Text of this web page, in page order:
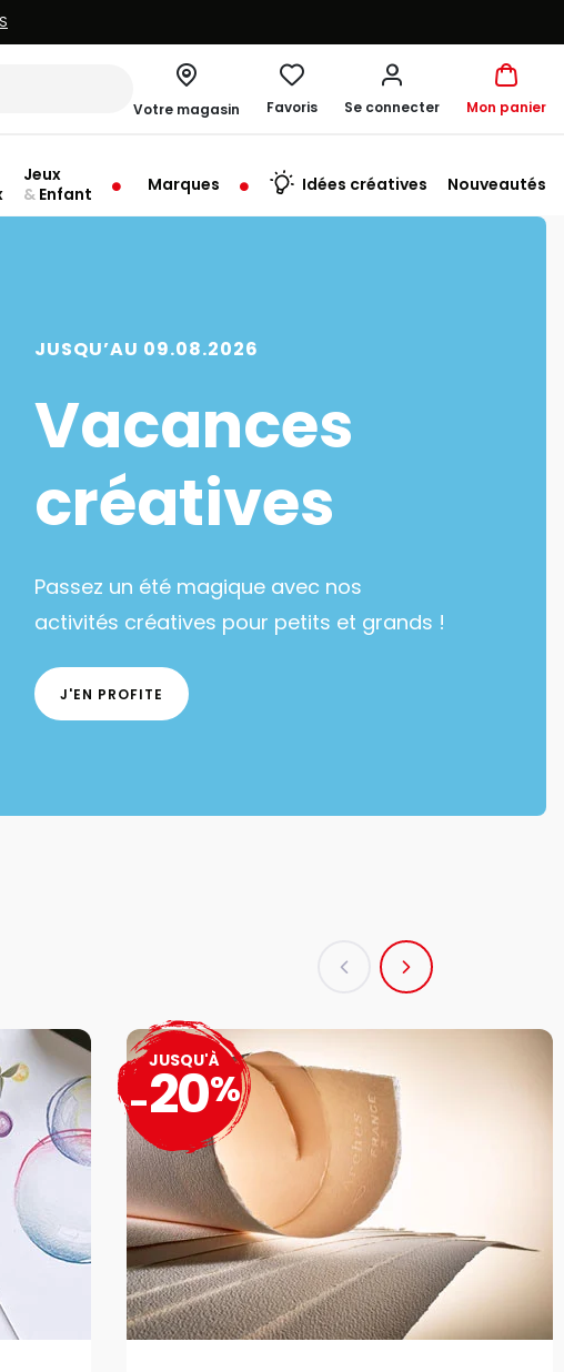
Votre magasin
Ferme à 19:00
Favoris Se connecter Mon panier
Jeux
& Enfant Marques Idées créatives Nouveautés
JUSQU’AU 09.08.2026
Vacances
créatives
Passez un été magique avec nos
activités créatives pour petits et grands !
J'EN PROFITE
JUSQU'À
-20%